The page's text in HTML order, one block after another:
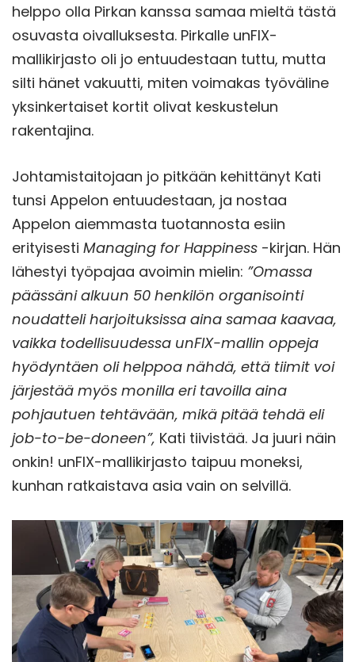
helppo olla Pirkan kanssa samaa mieltä tästä
osuvasta oivalluksesta. Pirkalle unFIX-
mallikirjasto oli jo entuudestaan tuttu, mutta
silti hänet vakuutti, miten voimakas työväline
yksinkertaiset kortit olivat keskustelun
rakentajina.
Johtamistaitojaan jo pitkään kehittänyt Kati
tunsi Appelon entuudestaan, ja nostaa
Appelon aiemmasta tuotannosta esiin
erityisesti Managing for Happiness -kirjan. Hän
lähestyi työpajaa avoimin mielin: ”Omassa
päässäni alkuun 50 henkilön organisointi
noudatteli harjoituksissa aina samaa kaavaa,
vaikka todellisuudessa unFIX-mallin oppeja
hyödyntäen oli helppoa nähdä, että tiimit voi
järjestää myös monilla eri tavoilla aina
pohjautuen tehtävään, mikä pitää tehdä eli
job-to-be-doneen”, Kati tiivistää. Ja juuri näin
onkin! unFIX-mallikirjasto taipuu moneksi,
kunhan ratkaistava asia vain on selvillä.